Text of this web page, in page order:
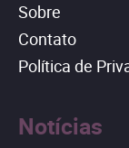
Sobre
Contato
Política de
Notícias